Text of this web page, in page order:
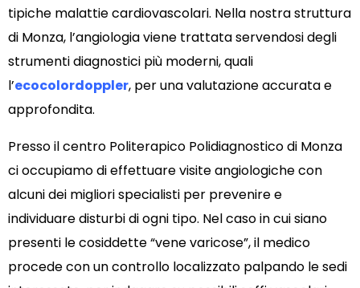
tipiche malattie cardiovascolari. Nella nostra struttura
di Monza, l’angiologia viene trattata servendosi degli
strumenti diagnostici più moderni, quali
l’ecocolordoppler, per una valutazione accurata e
approfondita.
Presso il centro Politerapico Polidiagnostico di Monza
ci occupiamo di effettuare visite angiologiche con
alcuni dei migliori specialisti per prevenire e
individuare disturbi di ogni tipo. Nel caso in cui siano
presenti le cosiddette “vene varicose”, il medico
procede con un controllo localizzato palpando le sedi